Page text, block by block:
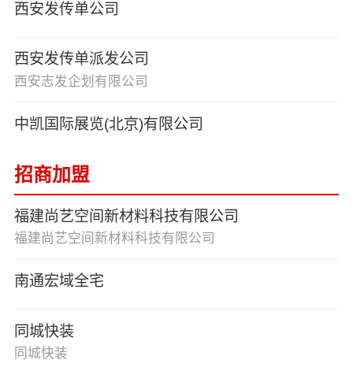
西安发传单公司
西安发传单派发公司
西安志发企划有限公司
中凯国际展览(北京)有限公司
招商加盟
福建尚艺空间新材料科技有限公司
福建尚艺空间新材料科技有限公司
南通宏域全宅
同城快装
同城快装